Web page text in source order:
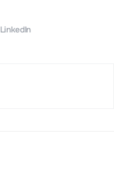
LinkedIn